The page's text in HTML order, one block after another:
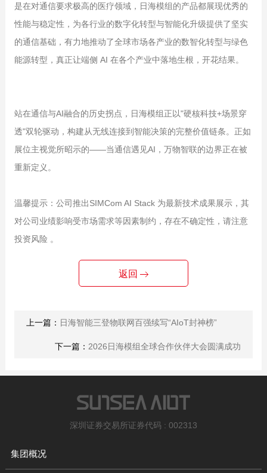
是在对通信要求极高的医疗领域，日海模组的产品都展现优秀的
性能与稳定性，为各行业的数字化转型与智能化升级提供了坚实
的通信基础，有力地推动了全球市场各产业的数智化转型与绿色
能源转型，真正让端侧 AI 在各个产业中落地生根，开花结果。
站在通信与AI融合的历史拐点，日海模组正以"硬核科技+场景穿
透"双轮驱动，构建从无线连接到智能决策的完整价值链条。正如
展位主视觉所昭示的——当通信遇见AI，万物智联的边界正在被
重新定义。
温馨提示：公司推出SIMCom AI Stack 为最新技术成果展示，其
对公司业绩影响受市场需求等因素制约，存在不确定性，请注意
投资风险 。
返回
上一篇： 日海智能三登物联网百强续写“AIoT封神榜”
下一篇： 2026日海模组全球合作伙伴大会圆满成功
深圳证券交易所证券代码 : 002313
集团概况